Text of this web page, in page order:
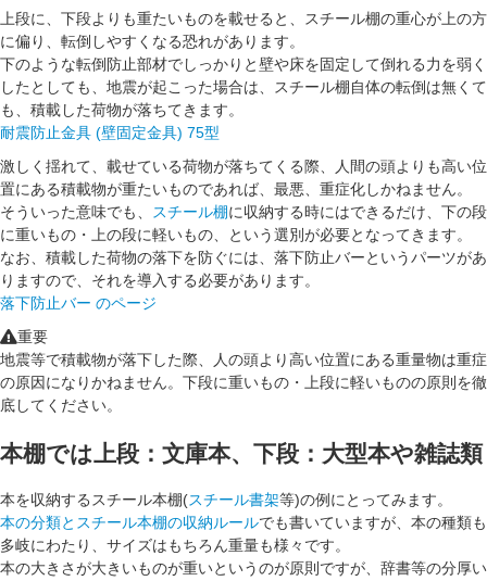
上段に、下段よりも重たいものを載せると、スチール棚の重心が上の方
に偏り、転倒しやすくなる恐れがあります。
下のような転倒防止部材でしっかりと壁や床を固定して倒れる力を弱く
したとしても、地震が起こった場合は、スチール棚自体の転倒は無くて
も、積載した荷物が落ちてきます。
耐震防止金具 (壁固定金具) 75型
激しく揺れて、載せている荷物が落ちてくる際、人間の頭よりも高い位
置にある積載物が重たいものであれば、最悪、重症化しかねません。
そういった意味でも、
スチール棚に収納する時にはできるだけ、下の段
に重いもの・上の段に軽いもの、という選別が必要となってきます。
なお、積載した荷物の落下を防ぐには、落下防止バーというパーツがあ
りますので、それを導入する必要があります。
落下防止バー のページ
重要
地震等で積載物が落下した際、人の頭より高い位置にある重量物は重症
の原因になりかねません。下段に重いもの・上段に軽いものの原則を徹
底してください。
本棚では上段：文庫本、下段：大型本や雑誌類
本を収納するスチール本棚(スチール書架等)の例にとってみます。
本の分類とスチール本棚の収納ルールでも書いていますが、本の種類も
多岐にわたり、サイズはもちろん重量も様々です。
本の大きさが大きいものが重いというのが原則ですが、辞書等の分厚い